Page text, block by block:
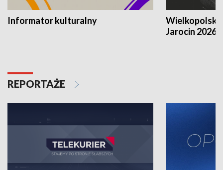
Informator kulturalny
Jarocin 2026
REPORTAŻE